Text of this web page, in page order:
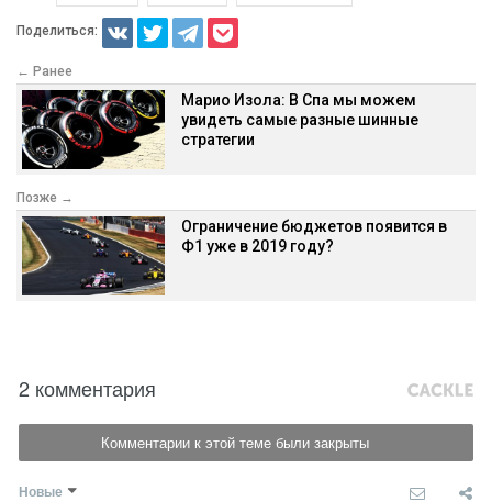
Поделиться:
← Ранее
Марио Изола: В Спа мы можем
увидеть самые разные шинные
стратегии
Позже →
Ограничение бюджетов появится в
Ф1 уже в 2019 году?
2 комментария
Комментарии к этой теме были закрыты
Новые